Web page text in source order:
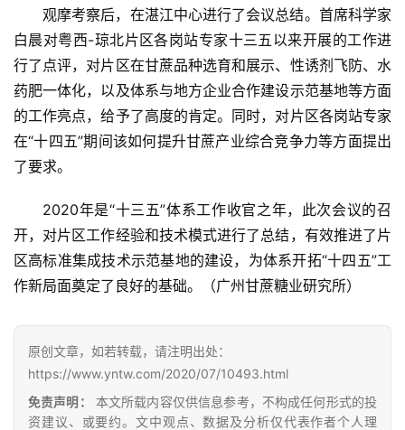
号
现
货
价
专
题
区
频
道
观摩考察后，在湛江中心进行了会议总结。首席科学家
白晨对粤西-琼北片区各岗站专家十三五以来开展的工作进
行了点评，对片区在甘蔗品种选育和展示、性诱剂飞防、水
药肥一体化，以及体系与地方企业合作建设示范基地等方面
的工作亮点，给予了高度的肯定。同时，对片区各岗站专家
在“十四五”期间该如何提升甘蔗产业综合竞争力等方面提出
了要求。
2020年是“十三五”体系工作收官之年，此次会议的召
开，对片区工作经验和技术模式进行了总结，有效推进了片
区高标准集成技术示范基地的建设，为体系开拓“十四五”工
作新局面奠定了良好的基础。（广州甘蔗糖业研究所）
原创文章，如若转载，请注明出处：
https://www.yntw.com/2020/07/10493.html
免责声明：
本文所载内容仅供信息参考，不构成任何形式的投
资建议、或要约。文中观点、数据及分析仅代表作者个人理